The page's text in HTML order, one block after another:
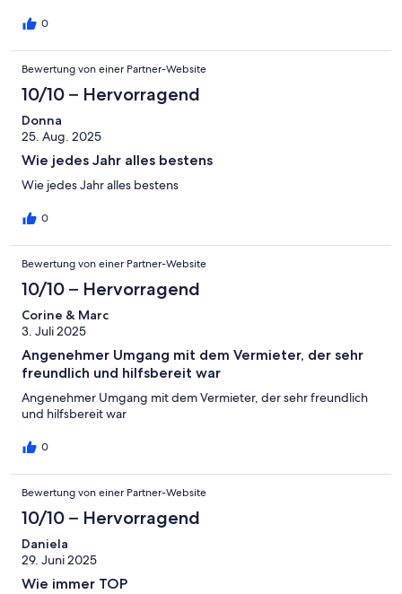
werden wir auch zukünftig dieses Ferienhaus buchen.
0
Bewertung von einer Partner-Website
10/10 – Hervorragend
Donna
25. Aug. 2025
Wie jedes Jahr alles bestens
Wie jedes Jahr alles bestens
0
Bewertung von einer Partner-Website
10/10 – Hervorragend
Corine & Marc
3. Juli 2025
Angenehmer Umgang mit dem Vermieter, der sehr
freundlich und hilfsbereit war
Angenehmer Umgang mit dem Vermieter, der sehr freundlich
und hilfsbereit war
0
Bewertung von einer Partner-Website
10/10 – Hervorragend
Daniela
29. Juni 2025
Wie immer TOP